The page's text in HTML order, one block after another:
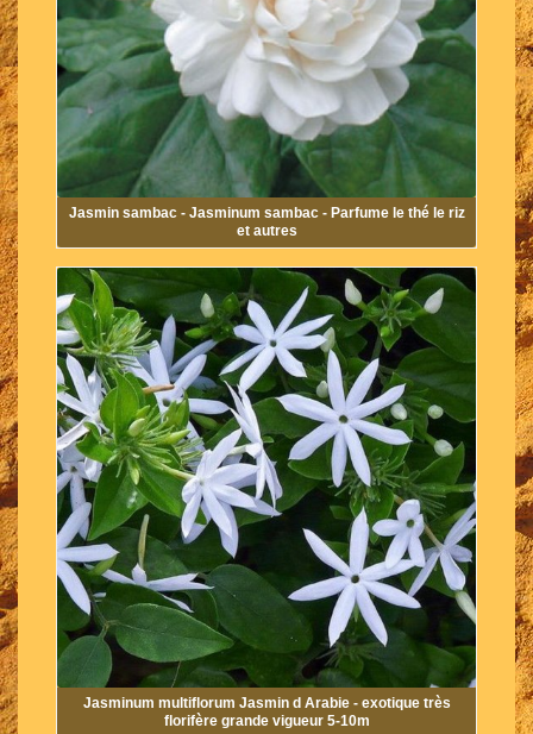
Jasmin sambac - Jasminum sambac - Parfume le thé le riz
et autres
Jasminum multiflorum Jasmin d Arabie - exotique très
florifère grande vigueur 5-10m